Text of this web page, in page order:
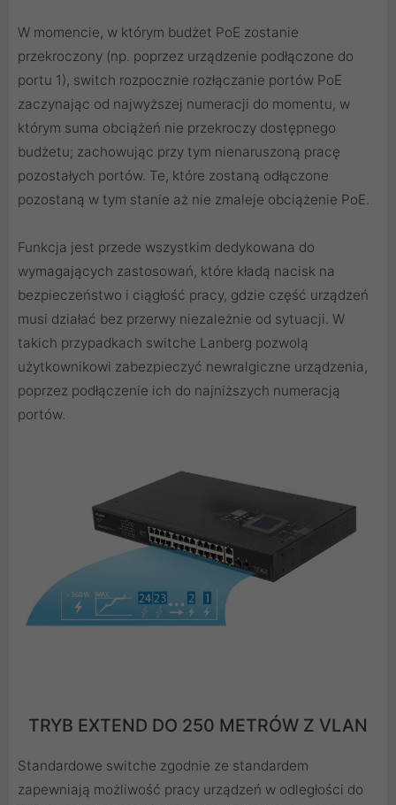
W momencie, w którym budżet PoE zostanie
przekroczony (np. poprzez urządzenie podłączone do
portu 1), switch rozpocznie rozłączanie portów PoE
zaczynając od najwyższej numeracji do momentu, w
którym suma obciążeń nie przekroczy dostępnego
budżetu; zachowując przy tym nienaruszoną pracę
pozostałych portów. Te, które zostaną odłączone
pozostaną w tym stanie aż nie zmaleje obciążenie PoE.
Funkcja jest przede wszystkim dedykowana do
wymagających zastosowań, które kładą nacisk na
bezpieczeństwo i ciągłość pracy, gdzie część urządzeń
musi działać bez przerwy niezależnie od sytuacji. W
takich przypadkach switche Lanberg pozwolą
użytkownikowi zabezpieczyć newralgiczne urządzenia,
poprzez podłączenie ich do najniższych numeracją
portów.
TRYB EXTEND DO 250 METRÓW Z VLAN
Standardowe switche zgodnie ze standardem
zapewniają możliwość pracy urządzeń w odległości do